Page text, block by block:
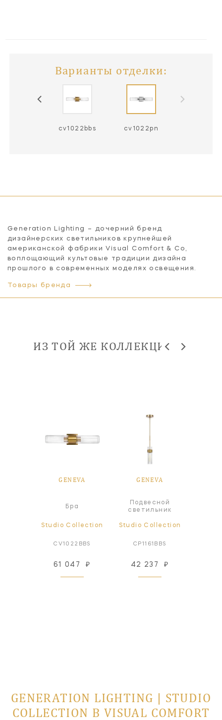
Варианты отделки:
cv1022bbs cv1022pn
Generation Lighting – дочерний бренд
дизайнерских светильников крупнейшей
американской фабрики Visual Comfort & Co,
воплощающий культовые традиции дизайна
прошлого в современных моделях освещения.
Товары бренда
ИЗ ТОЙ ЖЕ КОЛЛЕКЦИИ
GENEVA
Бра
Studio Collection
CV1022BBS
61 047 ₽
GENEVA
Подвесной
светильник
Studio Collection
CP1161BBS
42 237 ₽
GENERATION LIGHTING | STUDIO
COLLECTION В VISUAL COMFORT